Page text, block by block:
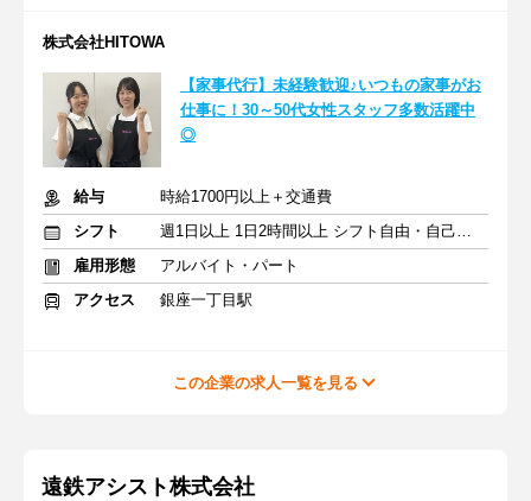
株式会社HITOWA
【家事代行】未経験歓迎♪いつもの家事がお
仕事に！30～50代女性スタッフ多数活躍中
◎
給与
時給1700円以上＋交通費
シフト
週1日以上 1日2時間以上 シフト自由・自己申告
雇用形態
アルバイト・パート
アクセス
銀座一丁目駅
この企業の求人一覧を見る
遠鉄アシスト株式会社